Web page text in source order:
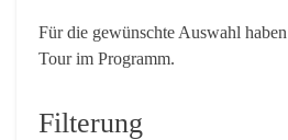
Für die gewünschte Auswahl
Tour im Programm.
Filterung